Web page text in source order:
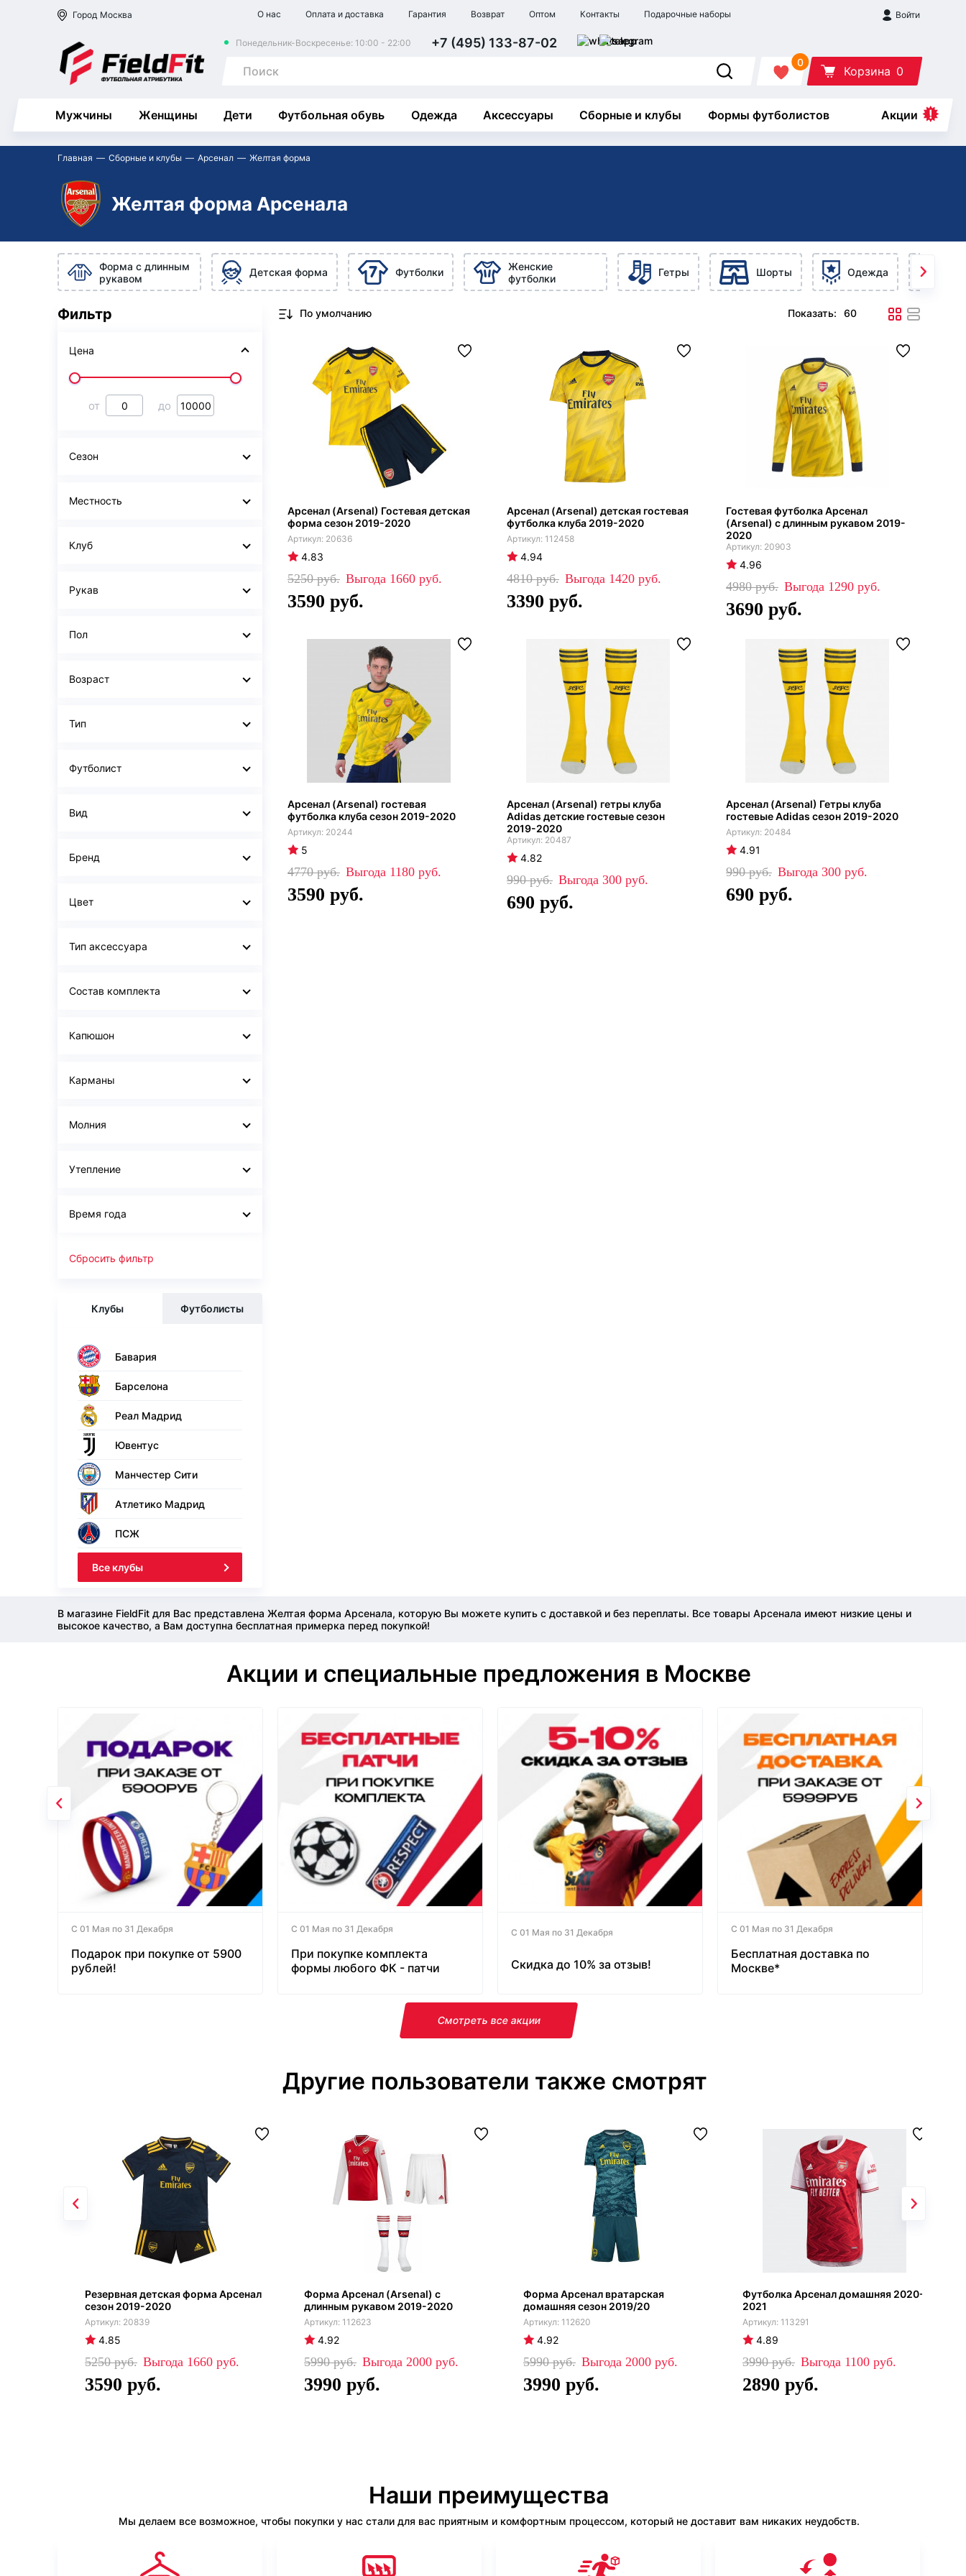
Город Москва О нас Оплата и доставка Гарантия Возврат Оптом Контакты Подарочные наборы Войти
Понедельник-Воскресенье: 10:00 - 22:00 +7 (495) 133-87-02
0
Корзина 0
Мужчины Женщины Дети Футбольная обувь Одежда Аксессуары Сборные и клубы Формы футболистов Акции
Главная Сборные и клубы Арсенал Желтая форма
Желтая форма Арсенала
Форма с длинным
рукавом
Детская форма Футболки
Женские
футболки
Гетры Шорты Одежда
Фильтр
Цена
от до
Сезон
Местность
Клуб
Рукав
Пол
Возраст
Тип
Футболист
Вид
Бренд
Цвет
Тип аксессуара
Состав комплекта
Капюшон
Карманы
Молния
Утепление
Время года
Сбросить фильтр
Клубы Футболисты
Бавария
Барселона
Реал Мадрид
Ювентус
Манчестер Сити
Атлетико Мадрид
ПСЖ
Все клубы
Показать:
Арсенал (Arsenal) Гостевая детская
форма сезон 2019-2020
20636
4.83
5250 1660
3590
Арсенал (Arsenal) детская гостевая
футболка клуба 2019-2020
112458
4.94
4810 1420
3390
Гостевая футболка Арсенал
(Arsenal) с длинным рукавом 2019-
2020
20903
4.96
4980 1290
3690
Арсенал (Arsenal) гостевая
футболка клуба сезон 2019-2020
20244
5
4770 1180
3590
Арсенал (Arsenal) гетры клуба
Adidas детские гостевые сезон
2019-2020
20487
4.82
990 300
690
Арсенал (Arsenal) Гетры клуба
гостевые Adidas сезон 2019-2020
20484
4.91
990 300
690
В магазине FieldFit для Вас представлена Желтая форма Арсенала, которую Вы можете купить с доставкой и без переплаты. Все товары Арсенала имеют низкие цены и
высокое качество, а Вам доступна бесплатная примерка перед покупкой!
Акции и специальные предложения в Москве
С 01 Мая по 31 Декабря
Подарок при покупке от 5900
рублей!
С 01 Мая по 31 Декабря
При покупке комплекта
формы любого ФК - патчи
С 01 Мая по 31 Декабря
Скидка до 10% за отзыв!
С 01 Мая по 31 Декабря
Бесплатная доставка по
Москве*
Смотреть все акции
Другие пользователи также смотрят
Резервная детская форма Арсенал
сезон 2019-2020
20839
4.85
5250 1660
3590
Форма Арсенал (Arsenal) с
длинным рукавом 2019-2020
112623
4.92
5990 2000
3990
Форма Арсенал вратарская
домашняя сезон 2019/20
112620
4.92
5990 2000
3990
Футболка Арсенал домашняя 2020-
2021
113291
4.89
3990 1100
2890
Наши преимущества
Мы делаем все возможное, чтобы покупки у нас стали для вас приятным и комфортным процессом, который не доставит вам никаких неудобств.